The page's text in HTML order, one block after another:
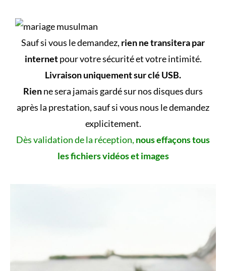
Sauf si vous le demandez, rien ne transitera par
internetpour votre sécurité et votre intimité.
Livraison uniquement sur clé USB.
Rienne sera jamais gardé sur nos disques durs
après la prestation, sauf si vous nous le demandez
explicitement.
Dès validation de la réception, nous effaçons tous
les fichiers vidéos et images